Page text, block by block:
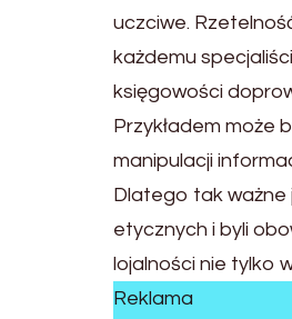
uczciwe.
każdemu
księgowości
Przykładem może
manipulacji
Dlatego tak ważne
etycznych i byli
lojalności nie tylko
Reklama